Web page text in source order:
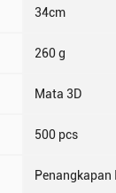
34cm
260 g
Mata 3D
500 pcs
Penangkapan